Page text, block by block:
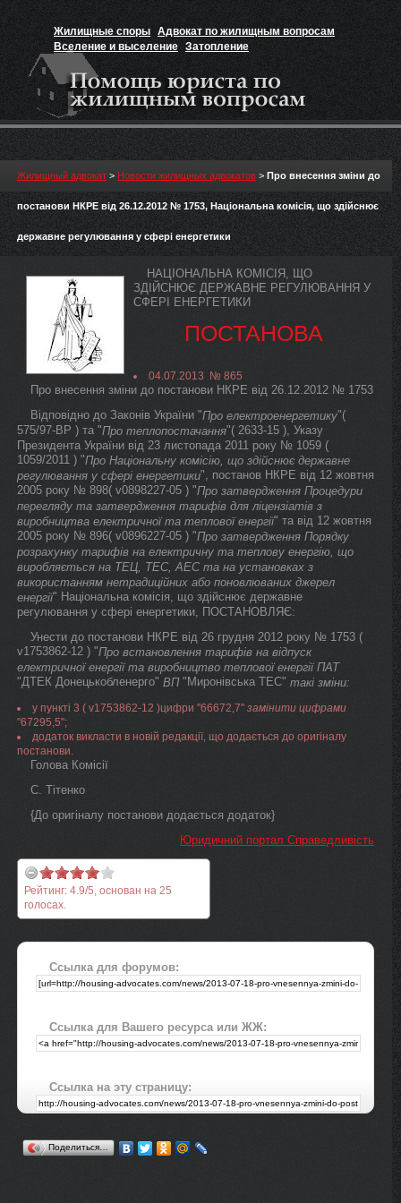
Жилищные споры Адвокат по жилищным вопросам
Вселение и выселение Затопление
Признание прав на жильё
Жилищный адвокат > Новости жилищных адвокатов > Про внесення зміни до
постанови НКРЕ від 26.12.2012 № 1753, Національна комісія, що здійснює
державне регулювання у сфері енергетики
НАЦІОНАЛЬНА КОМІСІЯ, ЩО
ЗДІЙСНЮЄ ДЕРЖАВНЕ РЕГУЛЮВАННЯ У
СФЕРІ ЕНЕРГЕТИКИ
ПОСТАНОВА
04.07.2013 № 865
Про внесення зміни до постанови НКРЕ від 26.12.2012 № 1753
Відповідно до Законів України "Про електроенергетику"(
575/97-ВР ) та "Про теплопостачання"( 2633-15 ), Указу
Президента України від 23 листопада 2011 року № 1059 (
1059/2011 ) "Про Національну комісію, що здійснює державне
регулювання у сфері енергетики", постанов НКРЕ від 12 жовтня
2005 року № 898( v0898227-05 ) "Про затвердження Процедури
перегляду та затвердження тарифів для ліцензіатів з
виробництва електричної та теплової енергії" та від 12 жовтня
2005 року № 896( v0896227-05 ) "Про затвердження Порядку
розрахунку тарифів на електричну та теплову енергію, що
виробляється на ТЕЦ, ТЕС, АЕС та на установках з
використанням нетрадиційних або поновлюваних джерел
енергії" Національна комісія, що здійснює державне
регулювання у сфері енергетики, ПОСТАНОВЛЯЄ:
Унести до постанови НКРЕ від 26 грудня 2012 року № 1753 (
v1753862-12 ) "Про встановлення тарифів на відпуск
електричної енергії та виробництво теплової енергії ПАТ
"ДТЕК Донецькобленерго" ВП "Миронівська ТЕС" такі зміни:
у пункті 3 ( v1753862-12 )цифри "66672,7" замінити цифрами
"67295,5";
додаток викласти в новій редакції, що додається до оригіналу
постанови.
Голова Комісії
С. Тітенко
{До оригіналу постанови додається додаток}
Юридичний портал Справедливість
Рейтинг: 4.9/5, основан на 25
голосах.
Ссылка для форумов:
Ссылка для Вашего ресурса или ЖЖ:
Ссылка на эту страницу:
Поделиться…